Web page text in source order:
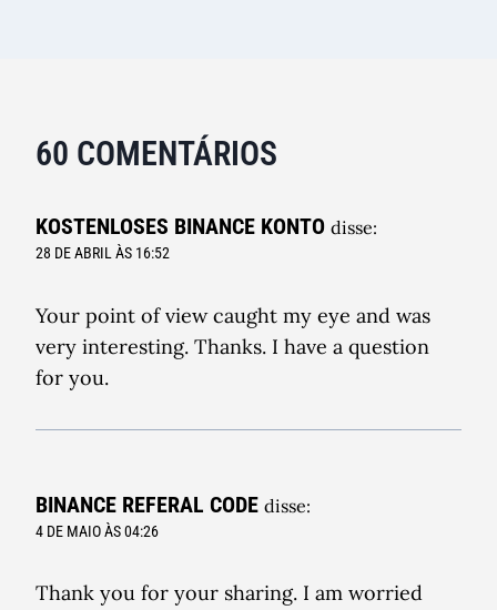
60 COMENTÁRIOS
KOSTENLOSES BINANCE KONTO disse:
28 DE ABRIL ÀS 16:52
Your point of view caught my eye and was
very interesting. Thanks. I have a question
for you.
BINANCE REFERAL CODE disse:
4 DE MAIO ÀS 04:26
Thank you for your sharing. I am worried